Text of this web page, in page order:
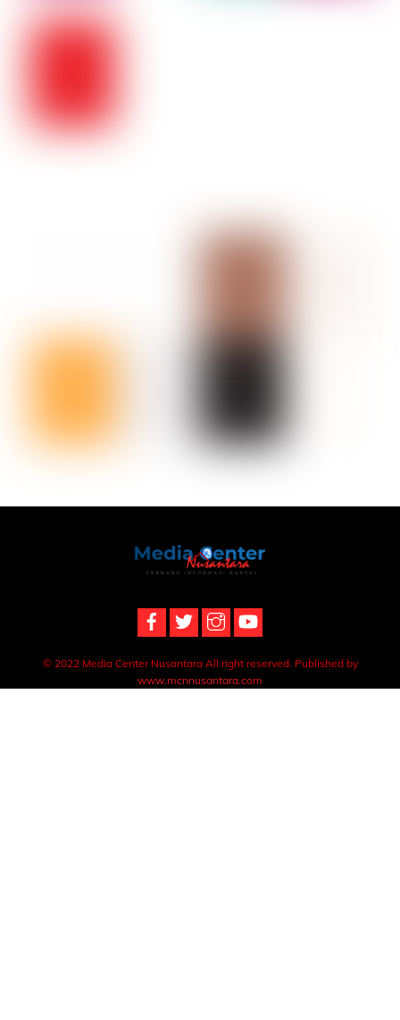
Back
To
© 2022 Media Center Nusantara All right reserved. Published by
www.mcnnusantara.com